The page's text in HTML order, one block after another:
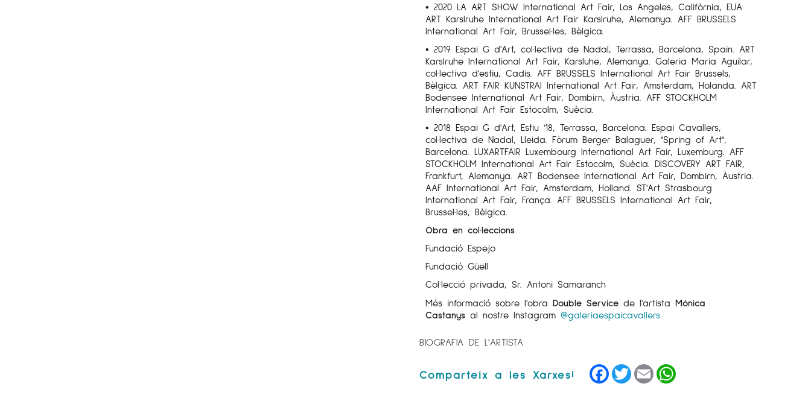
• 2020 LA ART SHOW International Art Fair, Los Angeles, Califòrnia, EUA
ART Karslruhe International Art Fair Karslruhe, Alemanya. AFF BRUSSELS
International Art Fair, Brussel·les, Bèlgica.
• 2019 Espai G d'Art, col·lectiva de Nadal, Terrassa, Barcelona, ​​Spain. ART
Karslruhe International Art Fair, Karsluhe, Alemanya. Galeria Maria Aguilar,
col·lectiva d'estiu, Cadis. AFF BRUSSELS International Art Fair Brussels,
Bèlgica. ART FAIR KUNSTRAI International Art Fair, Amsterdam, Holanda. ART
Bodensee International Art Fair, Dombirn, Àustria. AFF STOCKHOLM
International Art Fair Estocolm, Suècia.
• 2018 Espai G d'Art, Estiu '18, Terrassa, Barcelona. Espai Cavallers,
col·lectiva de Nadal, Lleida. Fòrum Berger Balaguer, "Spring of Art",
Barcelona. LUXARTFAIR Luxembourg International Art Fair, Luxemburg. AFF
STOCKHOLM International ArtFair Estocolm, Suècia. DISCOVERY ART FAIR,
Frankfurt, Alemanya. ART Bodensee International Art Fair, Dombirn, Àustria.
AAF International Art Fair, Amsterdam, Holland. ST'Art Strasbourg
International Art Fair, França. AFF BRUSSELS International Art Fair,
Brussel·les, Bèlgica.
Obra en col·leccions
Fundació Espejo
Fundació Güell
Col·lecció privada, Sr. Antoni Samaranch
Més informació sobre l'obraDouble Service de l'artistaMònica
Castanys al nostre Instagram@galeriaespaicavallers
BIOGRAFIA DE L'ARTISTA
Facebook
TwitterEmail